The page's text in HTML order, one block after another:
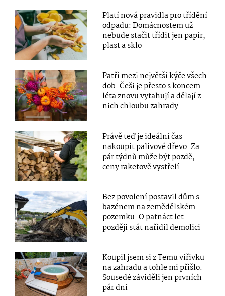
Platí nová pravidla pro třídění
odpadu: Domácnostem už
nebude stačit třídit jen papír,
plast a sklo
Patří mezi největší kýče všech
dob. Češi je přesto s koncem
léta znovu vytahují a dělají z
nich chloubu zahrady
Právě teď je ideální čas
nakoupit palivové dřevo. Za
pár týdnů může být pozdě,
ceny raketově vystřelí
Bez povolení postavil dům s
bazénem na zemědělském
pozemku. O patnáct let
později stát nařídil demolici
Koupil jsem si z Temu vířivku
na zahradu a tohle mi přišlo.
Sousedé záviděli jen prvních
pár dní